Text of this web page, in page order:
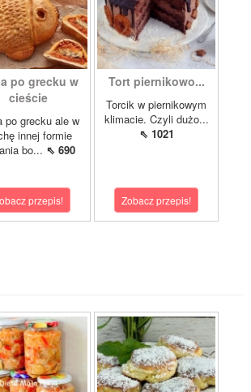
po grecku w
cieście
po grecku ale w
innej formie
bo... ⇖ 690
przepis!
Tort piernikowo...
Torcik w piernikowym
klimacie. Czyli dużo...
⇖ 1021
Zobacz przepis!